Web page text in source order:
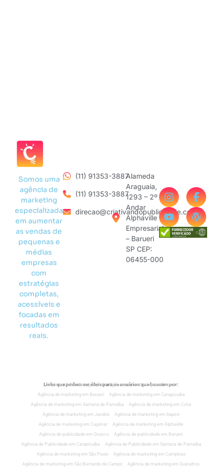
Somos uma
agência de
marketing
especializada
em aumentar
as vendas de
pequenas e
médias
empresas
com
estratégias
completas,
acessíveis e
focadas em
resultados
reais.
(11) 91353-3887
(11) 91353-3887
direcao@criativandopublicidade.com
Alameda
Araguaia,
1293 – 2º
Andar
Alphaville
Empresarial
– Barueri
SP CEP:
06455-000
Links que podem ser úteis para os usuários que buscam por:
Empresa de Marketing Digital
Agência de marketing em Osasco
Agência de marketing em Barueri
Agência de marketing em Carapicuiba
Agência de marketing em Santana de Parnaíba
Agência de marketing em Cotia
Agência de marketing em Jandira
Agência de marketing em Itapevi
Agência de marketing em Cajamar
Agência de marketing em Alphaville
Agência de publicidade em Osasco
Agência de publicidade em Barueri
Agência de Publicidade em Carapicuíba
Agência de Publicidade em Santana de Parnaíba
Agência de marketing em São Paulo
Agência de marketing em Campinas
Agência de marketing em São Bernardo do Campo
Agência de marketing em Guarulhos